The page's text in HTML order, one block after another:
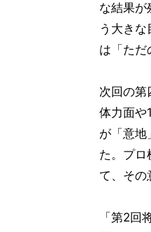
な結果が
う大き
は「ただ
次回の第
体力面や
が「意地
た。プロ
て、その
「第2回